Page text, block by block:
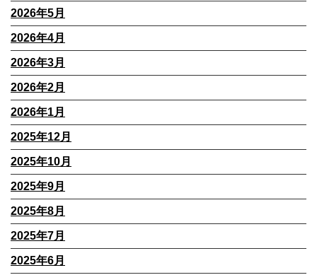
2026年5月
2026年4月
2026年3月
2026年2月
2026年1月
2025年12月
2025年10月
2025年9月
2025年8月
2025年7月
2025年6月